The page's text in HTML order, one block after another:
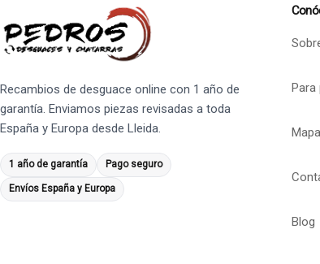
Recambios de desguace online con 1 año de
garantía. Enviamos piezas revisadas a toda
España y Europa desde Lleida.
1 año de garantía Pago seguro
Envíos España y Europa
Para
Blog